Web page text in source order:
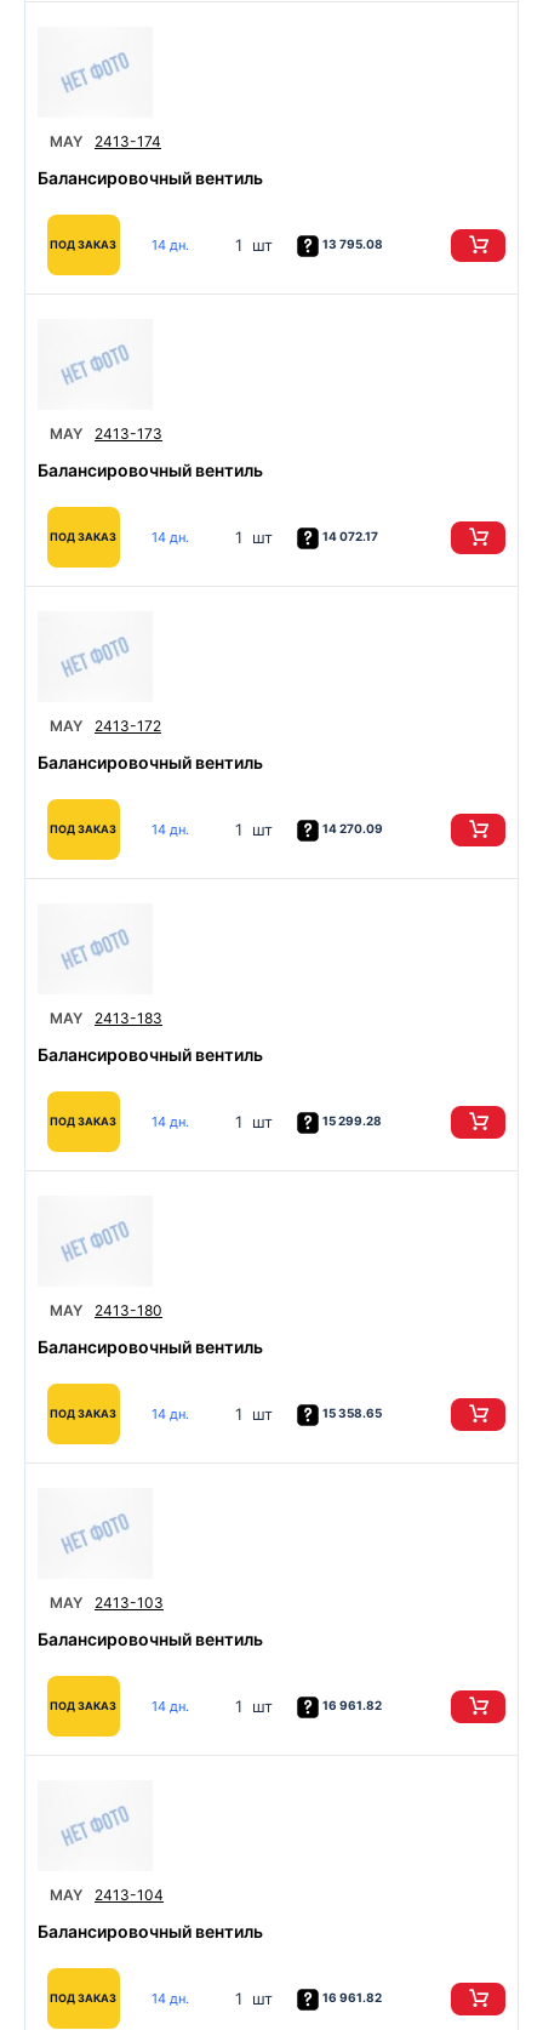
MAY 2413-174
Балансировочный вентиль
ПОД ЗАКАЗ 14 дн. 1 шт 13 795.08
MAY 2413-173
Балансировочный вентиль
ПОД ЗАКАЗ 14 дн. 1 шт 14 072.17
MAY 2413-172
Балансировочный вентиль
ПОД ЗАКАЗ 14 дн. 1 шт 14 270.09
MAY 2413-183
Балансировочный вентиль
ПОД ЗАКАЗ 14 дн. 1 шт 15 299.28
MAY 2413-180
Балансировочный вентиль
ПОД ЗАКАЗ 14 дн. 1 шт 15 358.65
MAY 2413-103
Балансировочный вентиль
ПОД ЗАКАЗ 14 дн. 1 шт 16 961.82
MAY 2413-104
Балансировочный вентиль
ПОД ЗАКАЗ 14 дн. 1 шт 16 961.82